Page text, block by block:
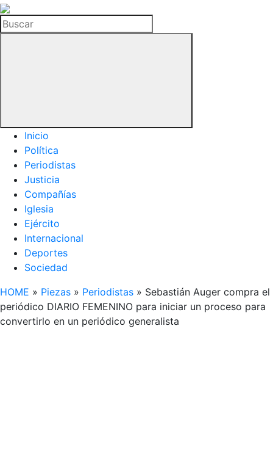
La
Hemeroteca
del
Buscar
Inicio
Política
Periodistas
Justicia
Compañías
Iglesia
Ejército
Internacional
Deportes
Sociedad
HOME » Piezas » Periodistas » Sebastián Auger compra el
periódico DIARIO FEMENINO para iniciar un proceso para
convertirlo en un periódico generalista